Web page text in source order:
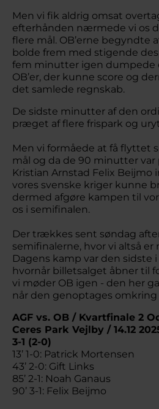
Men vi fik aldrig omsat
efterhånden nærmede vi os
flere mål. OB’erne begyndte
bolde frem med stigende
fem minutter igen dumpede
OB’er, der kunne score og
det samlede regnskab.
De sidste minutter af den
præget af flere frispark og
Men vi formåede at få flyttet
mål og da de 90 minutter var
Kristian Arnstad Felix Beijmo
vores svenske kriger kunne
dermed afgøre kampen til
os i semifinalen.
Der trækkes sent søndag
semifinalerne, hvor vi altså
Dagens kamp var den sidste
hvornår billetsalget åbner til
vi møder OB igen - den her
når den genoptages omkring
AGF vs. OB / Kvartfinale 2
Ceres Park Vejlby / 14.12
3-1 (2-0)
13’ 1-0: Patrick Mortensen
43’ 2-0: Gift Links
85’ 2-1: Noah Ganaus
90’ 3-1: Felix Beijmo